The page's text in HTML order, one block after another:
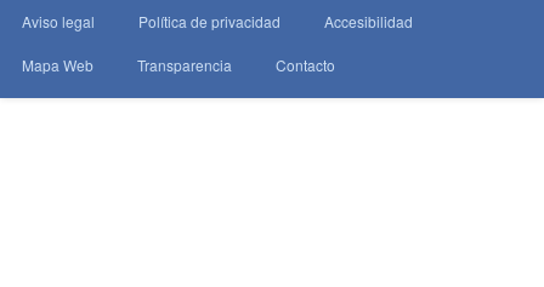
Aviso legal Política de privacidad Accesibilidad
Mapa Web Transparencia Contacto